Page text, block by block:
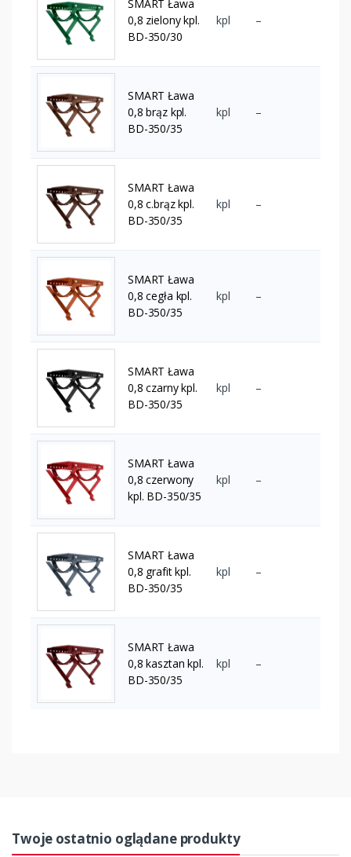
SMART Ława
0,8 zielony kpl.
BD-350/30
kpl –
SMART Ława
0,8 brąz kpl.
BD-350/35
kpl –
SMART Ława
0,8 c.brąz kpl.
BD-350/35
kpl –
SMART Ława
0,8 cegła kpl.
BD-350/35
kpl –
SMART Ława
0,8 czarny kpl.
BD-350/35
kpl –
SMART Ława
0,8 czerwony
kpl. BD-350/35
kpl –
SMART Ława
0,8 grafit kpl.
BD-350/35
kpl –
SMART Ława
0,8 kasztan kpl.
BD-350/35
kpl –
Twoje ostatnio oglądane produkty